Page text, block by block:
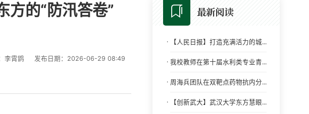
方的“防汛答卷”
李霄鹍
发布日期：2026-06-29 08:49
最新阅读
· 【人民日报】打造充满活力的城...
· 我校教师在第十届水利类专业青...
· 周海兵团队在双靶点药物抗内分...
· 【创新武大】武汉大学东方慧眼...